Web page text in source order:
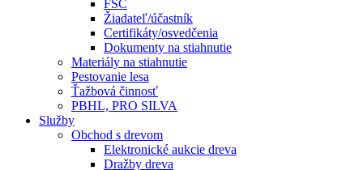
FSC
Žiadateľ/účastník
Certifikáty/osvedčenia
Dokumenty na stiahnutie
Materiály na stiahnutie
Pestovanie lesa
Ťažbová činnosť
PBHL, PRO SILVA
Služby
Obchod s drevom
Elektronické aukcie dreva
Dražby dreva